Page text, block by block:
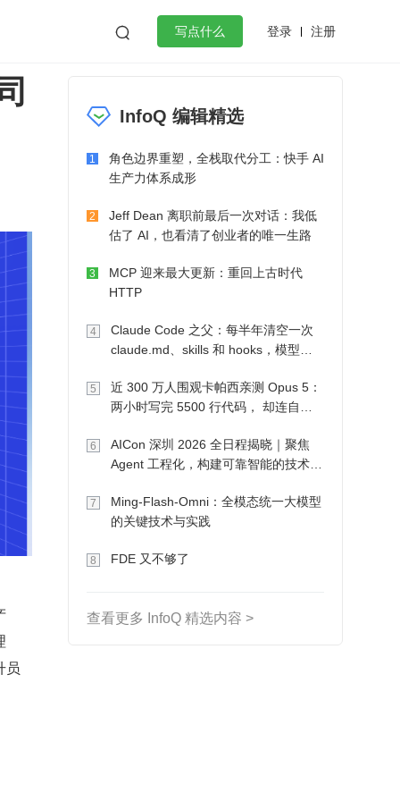
 写点什么 登录 注册
作
微服务架构 flutter
员
InfoQ 编辑精选
1
角色边界重塑，全栈取代分工：快手 AI
生产力体系成形
2
Jeff Dean 离职前最后一次对话：我低
估了 AI，也看清了创业者的唯一生路
3
MCP 迎来最大更新：重回上古时代
HTTP
4
Claude Code 之父：每半年清空一次
claude.md、skills 和 hooks，模型自
5
近 300 万人围观卡帕西亲测 Opus 5：
两小时写完 5500 行代码， 却连自己
6
AICon 深圳 2026 全日程揭晓｜聚焦
Agent 工程化，构建可靠智能的技术路
7
Ming-Flash-Omni：全模态统一大模型
的关键技术与实践
8 FDE 又不够了
查看更多 InfoQ 精选内容 >